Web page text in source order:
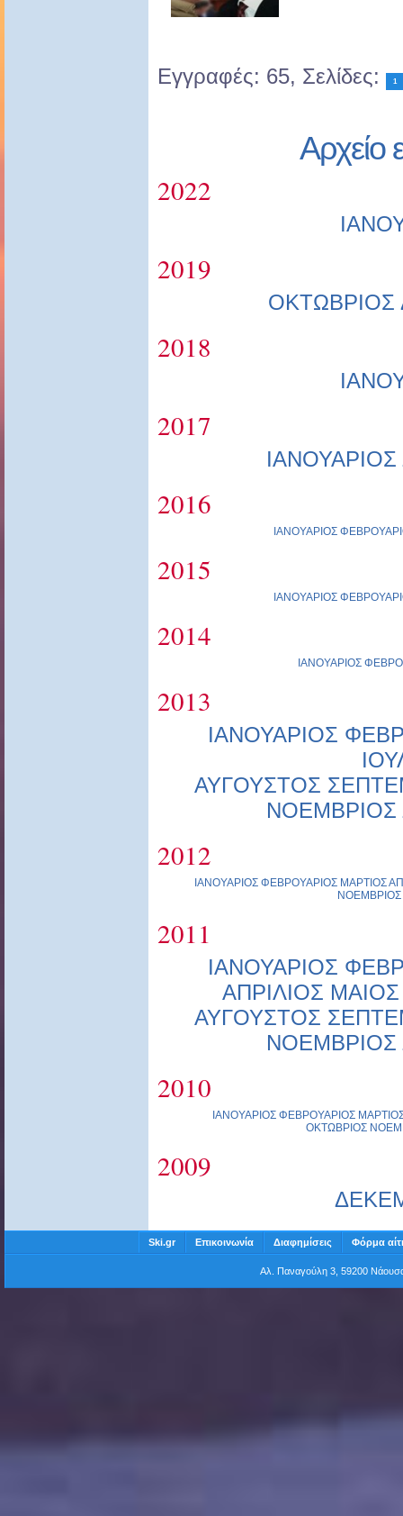
Εγγραφές: 65, Σελίδες: 1
Αρχείο
2022
2019
ΟΚΤΩΒΡΙΟΣ
2018
2017
ΙΑΝΟΥΑΡΙΟΣ
2016
ΙΑΝΟΥΑΡΙΟΣ
2015
ΙΑΝΟΥΑΡΙΟΣ
2014
ΙΑΝΟΥΑΡΙΟΣ
2013
ΙΑΝΟΥΑΡΙΟΣ
ΑΥΓΟΥΣΤΟΣ
ΝΟΕΜΒΡΙΟΣ
2012
ΙΑΝΟΥΑΡΙΟΣ ΦΕΒΡΟΥΑΡΙΟΣ ΜΑΡΤΙΟΣ
ΝΟΕΜΒΡΙΟΣ
2011
ΙΑΝΟΥΑΡΙΟΣ
ΑΠΡΙΛΙΟΣ ΜΑΙΟΣ
ΑΥΓΟΥΣΤΟΣ
ΝΟΕΜΒΡΙΟΣ
2010
ΙΑΝΟΥΑΡΙΟΣ ΦΕΒΡΟΥΑΡΙΟΣ
ΟΚΤΩΒΡΙΟΣ
2009
Ski.gr Επικοινωνία Διαφημίσεις Φόρμα
Αλ. Παναγούλη 3, 59200